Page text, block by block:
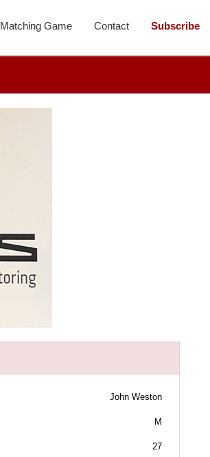
Matching Game Contact Subscribe
John Weston
M
27